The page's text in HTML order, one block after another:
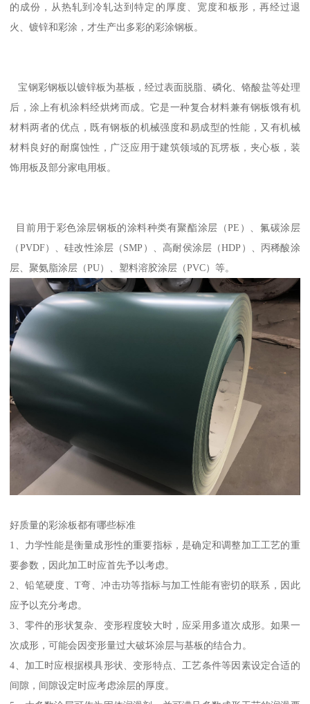
的成份，从热轧到冷轧达到特定的厚度、宽度和板形，再经过退
火、镀锌和彩涂，才生产出多彩的彩涂钢板。
宝钢彩钢板以镀锌板为基板，经过表面脱脂、磷化、铬酸盐等处理
后，涂上有机涂料经烘烤而成。它是一种复合材料兼有钢板饿有机
材料两者的优点，既有钢板的机械强度和易成型的性能，又有机械
材料良好的耐腐蚀性，广泛应用于建筑领域的瓦塄板，夹心板，装
饰用板及部分家电用板。
目前用于彩色涂层钢板的涂料种类有聚酯涂层（PE）、氟碳涂层
（PVDF）、硅改性涂层（SMP）、高耐侯涂层（HDP）、丙稀酸涂
层、聚氨脂涂层（PU）、塑料溶胶涂层（PVC）等。
好质量的彩涂板都有哪些标准
1、力学性能是衡量成形性的重要指标，是确定和调整加工工艺的重
要参数，因此加工时应首先予以考虑。
2、铅笔硬度、T弯、冲击功等指标与加工性能有密切的联系，因此
应予以充分考虑。
3、零件的形状复杂、变形程度较大时，应采用多道次成形。如果一
次成形，可能会因变形量过大破坏涂层与基板的结合力。
4、加工时应根据模具形状、变形特点、工艺条件等因素设定合适的
间隙，间隙设定时应考虑涂层的厚度。